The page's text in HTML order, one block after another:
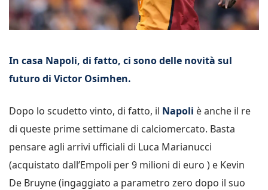
In casa Napoli, di fatto, ci sono delle novità sul
futuro di Victor Osimhen.
Dopo lo scudetto vinto, di fatto, il Napoli è anche il re
di queste prime settimane di calciomercato. Basta
pensare agli arrivi ufficiali di Luca Marianucci
(acquistato dall’Empoli per 9 milioni di euro ) e Kevin
De Bruyne (ingaggiato a parametro zero dopo il suo